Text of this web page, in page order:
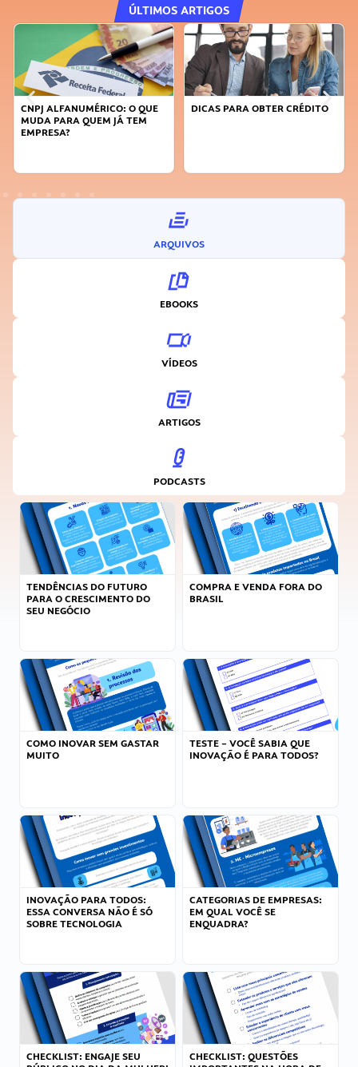
ÚLTIMOS ARTIGOS
O QUE
TEM
DICAS PARA OBTER CRÉDITO
FAÇA A DIFERENÇA: SEJA
ARQUIVOS
EBOOKS
VÍDEOS
ARTIGOS
PODCASTS
TENDÊNCIAS DO FUTURO
PARA O CRESCIMENTO DO
SEU NEGÓCIO
COMPRA E VENDA FORA DO
BRASIL
COMO INOVAR SEM GASTAR
MUITO
TESTE – VOCÊ SABIA QUE
INOVAÇÃO É PARA TODOS?
INOVAÇÃO PARA TODOS:
ESSA CONVERSA NÃO É SÓ
SOBRE TECNOLOGIA
CATEGORIAS DE EMPRESAS:
EM QUAL VOCÊ SE
ENQUADRA?
CHECKLIST: ENGAJE SEU
CHECKLIST: QUESTÕES